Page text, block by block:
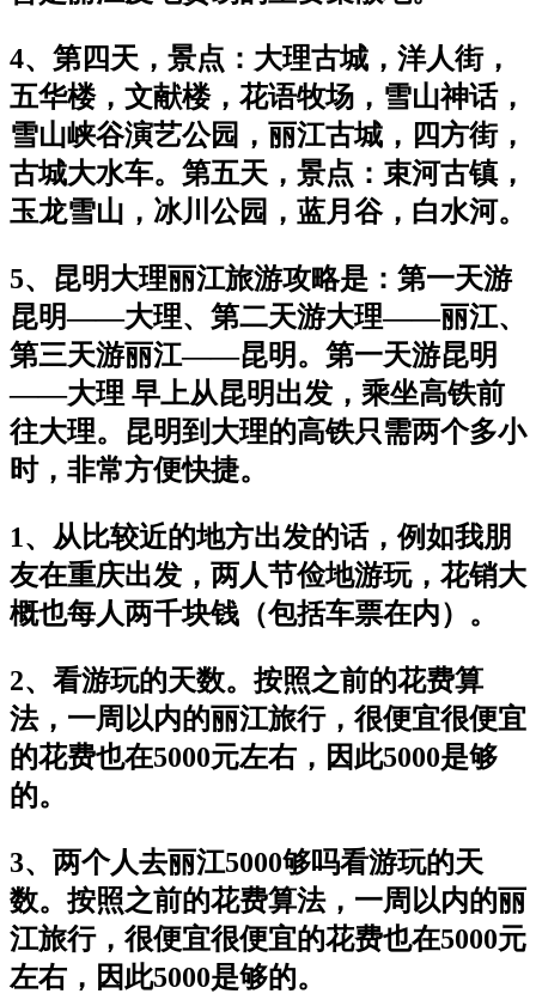
4、第四天，景点：大理古城，洋人街，
五华楼，文献楼，花语牧场，雪山神话，
雪山峡谷演艺公园，丽江古城，四方街，
古城大水车。第五天，景点：束河古镇，
玉龙雪山，冰川公园，蓝月谷，白水河。
5、昆明大理丽江旅游攻略是：第一天游
昆明——大理、第二天游大理——丽江、
第三天游丽江——昆明。第一天游昆明
——大理 早上从昆明出发，乘坐高铁前
往大理。昆明到大理的高铁只需两个多小
时，非常方便快捷。
1、从比较近的地方出发的话，例如我朋
友在重庆出发，两人节俭地游玩，花销大
概也每人两千块钱（包括车票在内）。
2、看游玩的天数。按照之前的花费算
法，一周以内的丽江旅行，很便宜很便宜
的花费也在5000元左右，因此5000是够
的。
3、两个人去丽江5000够吗看游玩的天
数。按照之前的花费算法，一周以内的丽
江旅行，很便宜很便宜的花费也在5000元
左右，因此5000是够的。